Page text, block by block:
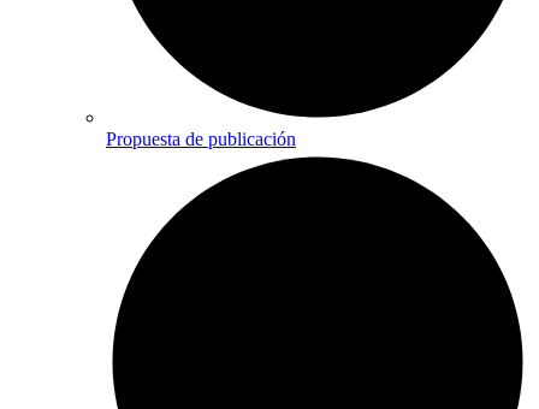
Propuesta de publicación